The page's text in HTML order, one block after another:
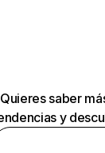
saber
y